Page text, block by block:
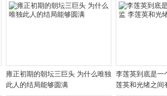
雍正初期的朝坛三巨头 为什么唯独
此人的结局能够圆满
李莲英到底是一
莲英和光绪之间